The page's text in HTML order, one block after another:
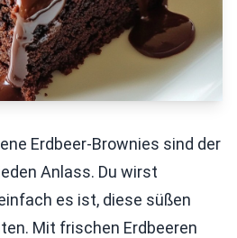
Erdbeer-Brownies sind der
Anlass. Du wirst
es ist, diese süßen
Mit frischen Erdbeeren